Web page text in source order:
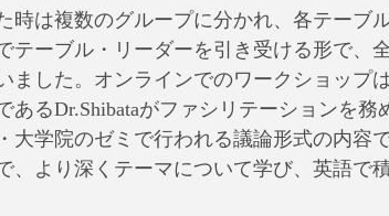
時は複数のグループに分かれ、各テーブ
テーブル・リーダーを引き受ける形で、
ました。オンラインでのワークショップ
るDr.Shibataがファシリテーションを務
大学院のゼミで行われる議論形式の内容
、より深くテーマについて学び、英語で